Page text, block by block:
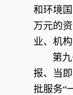
和环境
万元的
业、机
第
报、当
批服务“